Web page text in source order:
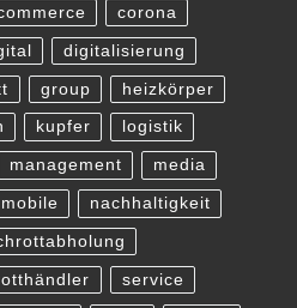
corona
digitalisierung
group heizkörper
kupfer logistik
management media
mobile nachhaltigkeit
service